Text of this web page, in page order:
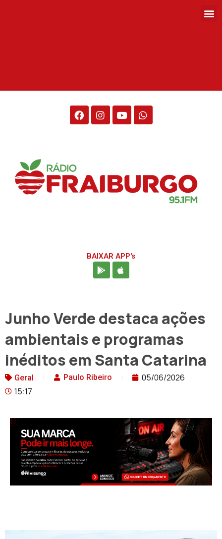
BAIXAR APP's
Junho Verde destaca ações
ambientais e programas
inéditos em Santa Catarina
Geral Paulo Ribeiro
05/06/2026
15:17